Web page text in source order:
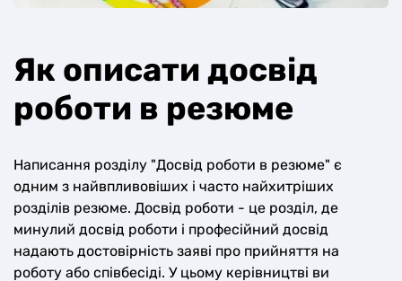
Як описати досвід
роботи в резюме
Написання розділу "Досвід роботи в резюме" є
одним з найвпливовіших і часто найхитріших
розділів резюме. Досвід роботи - це розділ, де
минулий досвід роботи і професійний досвід
надають достовірність заяві про прийняття на
роботу або співбесіді. У цьому керівництві ви